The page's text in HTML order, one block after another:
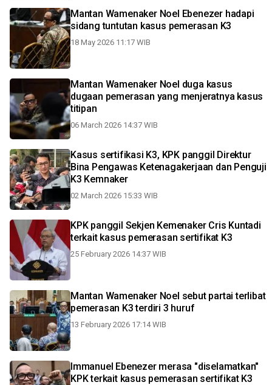
Mantan Wamenaker Noel Ebenezer hadapi
sidang tuntutan kasus pemerasan K3
18 May 2026 11:17 WIB
Mantan Wamenaker Noel duga kasus
dugaan pemerasan yang menjeratnya kasus
titipan
06 March 2026 14:37 WIB
Kasus sertifikasi K3, KPK panggil Direktur
Bina Pengawas Ketenagakerjaan dan Penguji
K3 Kemnaker
02 March 2026 15:33 WIB
KPK panggil Sekjen Kemenaker Cris Kuntadi
terkait kasus pemerasan sertifikat K3
25 February 2026 14:37 WIB
Mantan Wamenaker Noel sebut partai terlibat
pemerasan K3 terdiri 3 huruf
13 February 2026 17:14 WIB
Immanuel Ebenezer merasa "diselamatkan"
KPK terkait kasus pemerasan sertifikat K3